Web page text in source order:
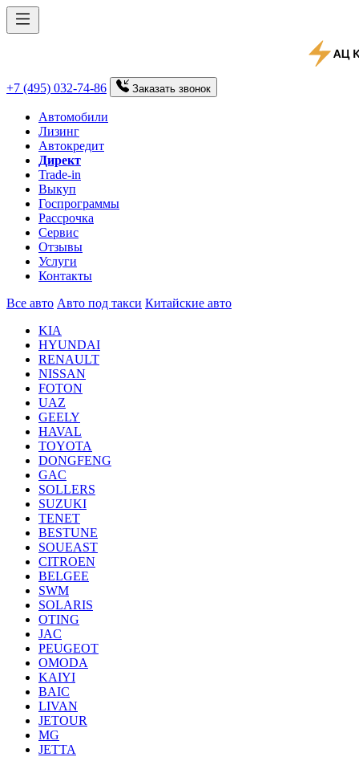
+7 (495) 032-74-86 Заказать звонок
Автомобили
Лизинг
Автокредит
Директ
Trade-in
Выкуп
Госпрограммы
Рассрочка
Сервис
Отзывы
Услуги
Контакты
Все авто Авто под такси Китайские авто
KIA
HYUNDAI
RENAULT
NISSAN
FOTON
UAZ
GEELY
HAVAL
TOYOTA
DONGFENG
GAC
SOLLERS
SUZUKI
TENET
BESTUNE
SOUEAST
CITROEN
BELGEE
SWM
SOLARIS
OTING
JAC
PEUGEOT
OMODA
KAIYI
BAIC
LIVAN
JETOUR
MG
JETTA